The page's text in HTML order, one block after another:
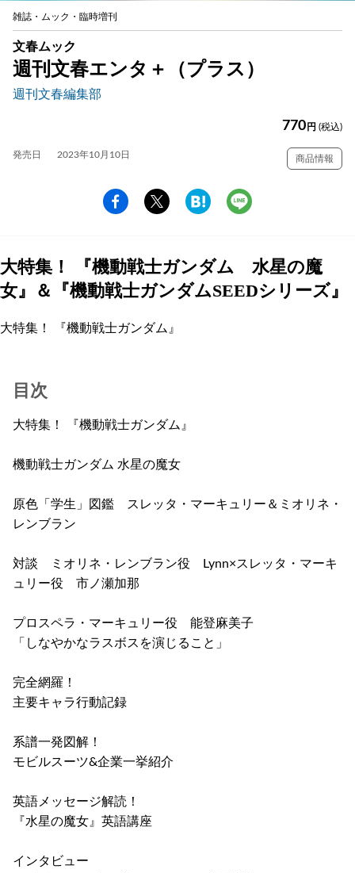
雑誌・ムック・臨時増刊
文春ムック
週刊文春エンタ＋（プラス）
週刊文春編集部
770 円 (税込)
発売日 2023年10月10日 商品情報
大特集！ 『機動戦士ガンダム 水星の魔
女』＆『機動戦士ガンダムSEEDシリーズ』
大特集！ 『機動戦士ガンダム』
目次
大特集！ 『機動戦士ガンダム』
機動戦士ガンダム 水星の魔女
原色「学生」図鑑 スレッタ・マーキュリー＆ミオリネ・
レンブラン
対談 ミオリネ・レンブラン役 Lynn×スレッタ・マーキ
ュリー役 市ノ瀬加那
プロスペラ・マーキュリー役 能登麻美子
「しなやかなラスボスを演じること」
完全網羅！
主要キャラ行動記録
系譜一発図解！
モビルスーツ&企業一挙紹介
英語メッセージ解読！
『水星の魔女』英語講座
インタビュー